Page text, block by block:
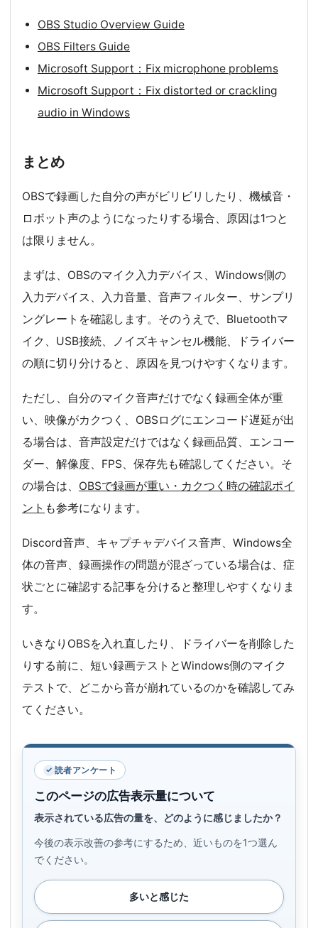
OBS Studio Overview Guide
OBS Filters Guide
Microsoft Support：Fix microphone problems
Microsoft Support：Fix distorted or crackling
audio in Windows
まとめ
OBSで録画した自分の声がビリビリしたり、機械音・
ロボット声のようになったりする場合、原因は1つと
は限りません。
まずは、OBSのマイク入力デバイス、Windows側の
入力デバイス、入力音量、音声フィルター、サンプリ
ングレートを確認します。そのうえで、Bluetoothマ
イク、USB接続、ノイズキャンセル機能、ドライバー
の順に切り分けると、原因を見つけやすくなります。
ただし、自分のマイク音声だけでなく録画全体が重
い、映像がカクつく、OBSログにエンコード遅延が出
る場合は、音声設定だけではなく録画品質、エンコー
ダー、解像度、FPS、保存先も確認してください。そ
の場合は、 OBSで録画が重い・カクつく時の確認ポイ
ント も参考になります。
Discord音声、キャプチャデバイス音声、Windows全
体の音声、録画操作の問題が混ざっている場合は、症
状ごとに確認する記事を分けると整理しやすくなりま
す。
いきなりOBSを入れ直したり、ドライバーを削除した
りする前に、短い録画テストとWindows側のマイク
テストで、どこから音が崩れているのかを確認してみ
てください。
読者アンケート
このページの広告表示量について
表示されている広告の量を、どのように感じましたか？
今後の表示改善の参考にするため、近いものを1つ選ん
でください。
多いと感じた